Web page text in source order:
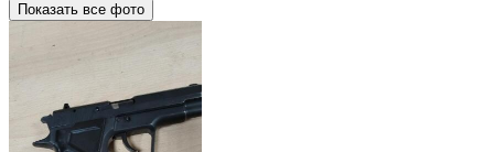
Показать все фото